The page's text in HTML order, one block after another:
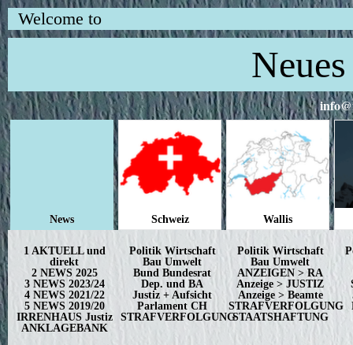
Welcome to
News Schweiz Wallis
1 AKTUELL und
direkt
2 NEWS 2025
3 NEWS 2023/24
4 NEWS 2021/22
5 NEWS 2019/20
IRRENHAUS Justiz
ANKLAGEBANK
Politik Wirtschaft
Bau Umwelt
Bund Bundesrat
Dep. und BA
Justiz + Aufsicht
Parlament CH
STRAFVERFOLGUNG
Politik Wirtschaft
Bau Umwelt
ANZEIGEN > RA
Anzeige > JUSTIZ
Anzeige > Beamte
STRAFVERFOLGUNG
STAATSHAFTUNG